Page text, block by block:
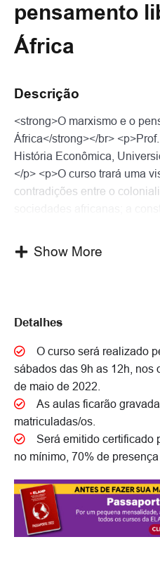
pensamento
África
Descrição
<strong>O marxismo e o
África</strong></br>
História Econômica,
</p> <p>O curso trará uma
contradições entre o
século XX. O socialismo
cientifico.</br></p>
Meillassoux</br></p>
Show More
Detalhes
O curso será realizado
sábados das 9h as 12h, nos
de maio de 2022.
As aulas ficarão
matriculadas/os.
Será emitido certificado
no mínimo, 70% de